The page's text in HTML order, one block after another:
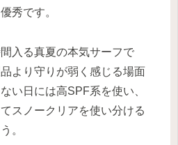
秀です。
入る真夏の本気サーフで
より守りが弱く感じる場面
い日には高SPF系を使い、
スノークリアを使い分ける
。